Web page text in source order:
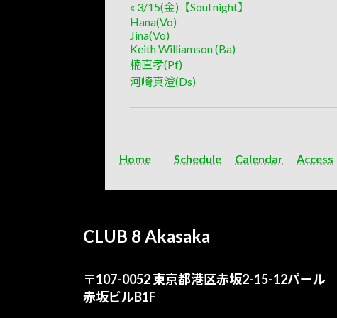
« 3/15(金)【Soul night】
Hana(Vo)
Jina(Vo)
Keith Williamson (Ba)
楠直孝(Pf)
河崎真澄(Ds)
Home Schedule Calendar Access
CLUB 8 Akasaka
〒107-0052 東京都港区赤坂2-15-12パール
赤坂ビルB1F